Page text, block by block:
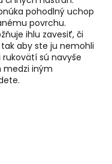
pohodlný uchop
povrchu.
ihlu zavesiť, či
aby ste ju nemohli
sú navyše
medzi iným